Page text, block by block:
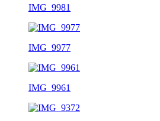
IMG_9981
IMG_9977
IMG_9961